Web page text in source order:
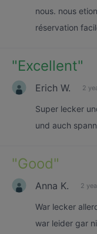
nous. nous
réservation
"Excellent"
Erich W. 2
Super lecker
und auch
"Good"
Anna K. 2
War lecker
war leider gar